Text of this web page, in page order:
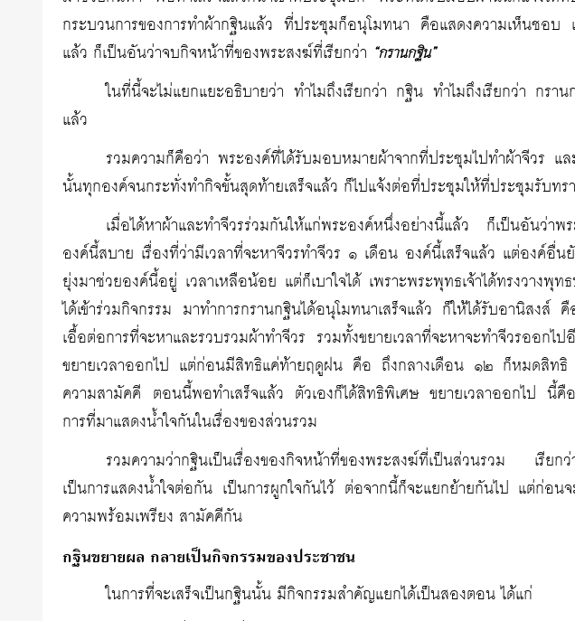
กระบวนการของการทำผ้ากฐินแล้ว ที่ประชุมก็อนุโมทนา คือแสดงความเห็นชอบ
แล้ว ก็เป็นอันว่าจบกิจหน้าที่ของพระสงฆ์ที่เรียกว่า “กรานกฐิน”
ในที่นี้จะไม่แยกแยะอธิบายว่า ทำไมถึงเรียกว่า กฐิน ทำไมถึงเรียกว่า กรา
แล้ว
รวมความก็คือว่า พระองค์ที่ได้รับมอบหมายผ้าจากที่ประชุมไปทำผ้าจีวร แล
นั้นทุกองค์จนกระทั่งทำกิจขั้นสุดท้ายเสร็จแล้ว ก็ไปแจ้งต่อที่ประชุมให้ที่ประชุมรับท
เมื่อได้หาผ้าและทำจีวรร่วมกันให้แก่พระองค์หนึ่งอย่างนี้แล้ว ก็เป็นอันว่า
องค์นี้สบาย เรื่องที่ว่ามีเวลาที่จะหาจีวรทำจีวร ๑ เดือน องค์นี้เสร็จแล้ว แต่องค์อื่น
ยุ่งมาช่วยองค์นี้อยู่ เวลาเหลือน้อย แต่ก็เบาใจได้ เพราะพระพุทธเจ้าได้ทรงวางพุท
ได้เข้าร่วมกิจกรรม มาทำการกรานกฐินได้อนุโมทนาเสร็จแล้ว ก็ให้ได้รับอานิสง
เอื้อต่อการที่จะหาและรวบรวมผ้าทำจีวร รวมทั้งขยายเวลาที่จะหาจะทำจีวรออ
ขยายเวลาออกไป แต่ก่อนมีสิทธิแค่ท้ายฤดูฝน คือ ถึงกลางเดือน ๑๒ ก็หมดสิทธิ
ความสามัคคี ตอนนี้พอทำเสร็จแล้ว ตัวเองก็ได้สิทธิพิเศษ ขยายเวลาออกไป นี้คื
การที่มาแสดงน้ำใจกันในเรื่องของส่วนรวม
รวมความว่ากฐินเป็นเรื่องของกิจหน้าที่ของพระสงฆ์ที่เป็นส่วนรวม เรี
เป็นการแสดงน้ำใจต่อกัน เป็นการผูกใจกันไว้ ต่อจากนี้ก็จะแยกย้ายกันไป แต่ก่อน
ความพร้อมเพรียง สามัคคีกัน
กฐินขยายผล กลายเป็นกิจกรรมของประชาชน
ในการที่จะเสร็จเป็นกฐินนั้น มีกิจกรรมสำคัญแยกได้เป็นสองตอน ได้แก่